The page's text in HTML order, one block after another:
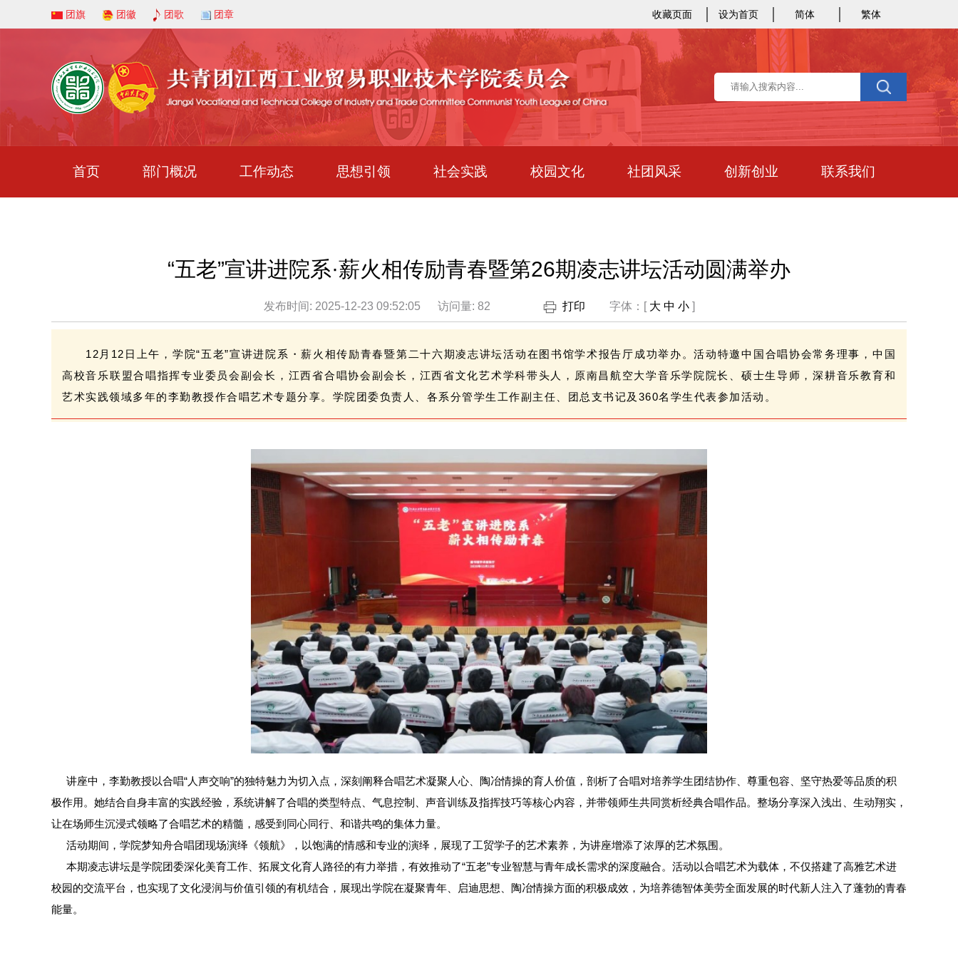
团旗 团徽 团歌 团章 收藏页面 设为首页 简体 繁体
首页 部门概况 工作动态 思想引领 社会实践 校园文化 社团风采 创新创业 联系我们
“五老”宣讲进院系·薪火相传励青春暨第26期凌志讲坛活动圆满举办
发布时间: 2025-12-23 09:52:05 访问量: 82 打印 字体：[ 大 中 小]
12月12日上午，学院“五老”宣讲进院系・薪火相传励青春暨第二十六期凌志讲坛活动在图书馆学术报告厅成功举办。活动特邀中国合唱协会常务理事，中国
高校音乐联盟合唱指挥专业委员会副会长，江西省合唱协会副会长，江西省文化艺术学科带头人，原南昌航空大学音乐学院院长、硕士生导师，深耕音乐教育和
艺术实践领域多年的李勤教授作合唱艺术专题分享。学院团委负责人、各系分管学生工作副主任、团总支书记及360名学生代表参加活动。
讲座中，李勤教授以合唱“人声交响”的独特魅力为切入点，深刻阐释合唱艺术凝聚人心、陶冶情操的育人价值，剖析了合唱对培养学生团结协作、尊重包容、坚守热爱等品质的积
极作用。她结合自身丰富的实践经验，系统讲解了合唱的类型特点、气息控制、声音训练及指挥技巧等核心内容，并带领师生共同赏析经典合唱作品。整场分享深入浅出、生动翔实，
让在场师生沉浸式领略了合唱艺术的精髓，感受到同心同行、和谐共鸣的集体力量。
活动期间，学院梦知舟合唱团现场演绎《领航》，以饱满的情感和专业的演绎，展现了工贸学子的艺术素养，为讲座增添了浓厚的艺术氛围。
本期凌志讲坛是学院团委深化美育工作、拓展文化育人路径的有力举措，有效推动了“五老”专业智慧与青年成长需求的深度融合。活动以合唱艺术为载体，不仅搭建了高雅艺术进
校园的交流平台，也实现了文化浸润与价值引领的有机结合，展现出学院在凝聚青年、启迪思想、陶冶情操方面的积极成效，为培养德智体美劳全面发展的时代新人注入了蓬勃的青春
能量。